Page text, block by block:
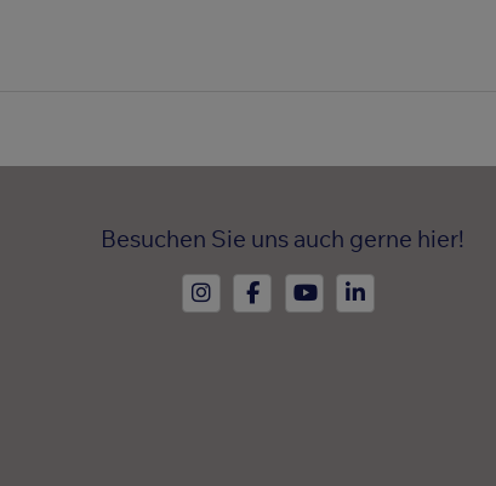
Besuchen Sie uns auch gerne hier!